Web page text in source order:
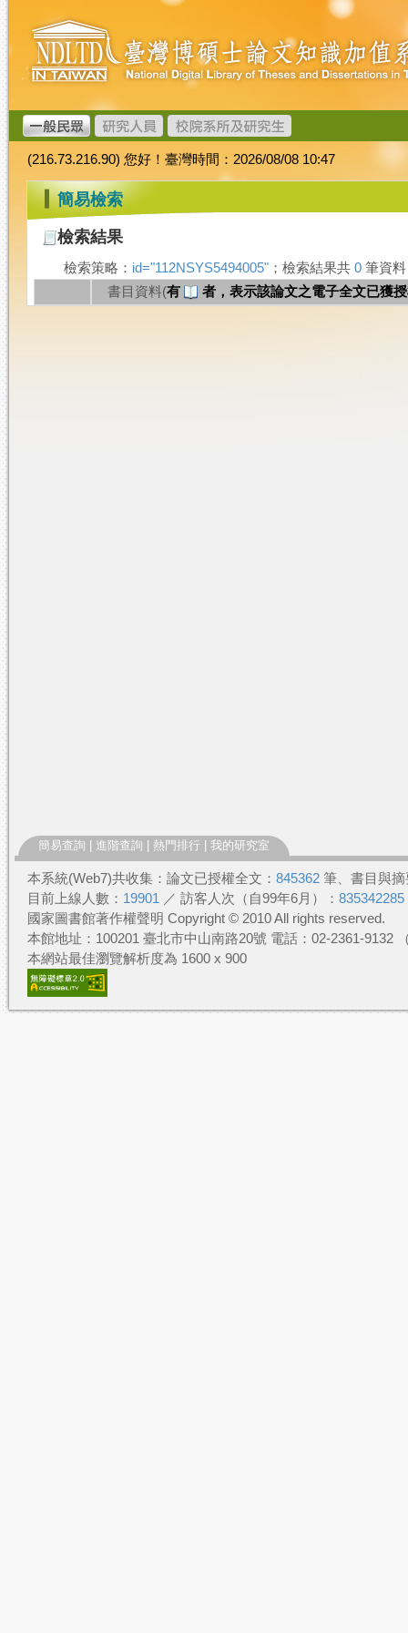
跳
到
主
要
內
容
臺
灣
博
碩
士
論
文
加
值
系
統
(216.73.216.90) 您好！臺灣時間：2026/08/08 10:47
::: 簡易檢索
檢索結果
檢索策略： id="112NSYS5494005" ；檢索結果共 0筆資
書目資料(有 者，表示該論文之電子全文已獲
簡易查詢 進階查詢 熱門排行 我的研究室
本系統(Web7)共收集：論文已授權全文： 845362 筆、書目與摘
目前上線人數： 19901 ／ 訪客人次（自99年6月）： 835342285
國家圖書館著作權聲明 Copyright © 2010 All rights reserved.
本館地址：100201 臺北市中山南路20號 電話：02-2361-9132
本網站最佳瀏覽解析度為 1600 x 900